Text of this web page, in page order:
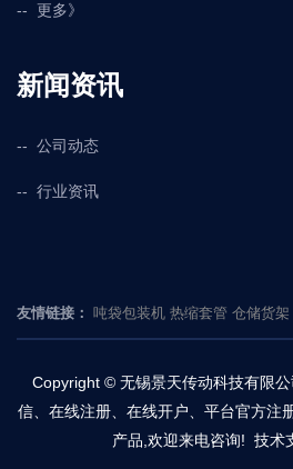
更多》
新闻资讯
公司动态
行业资讯
友情链接： 吨袋包装机 热缩套管 仓储货架
Copyright © 无锡景天传动科技有限公
信、在线注册、在线开户、平台官方注
产品,欢迎来电咨询! 技术